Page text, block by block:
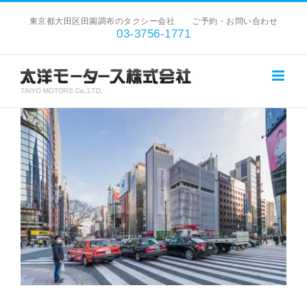
東京都大田区田園調布のタクシー会社 ご予約・お問い合わせ
03-3756-1771
View
Larger
Image